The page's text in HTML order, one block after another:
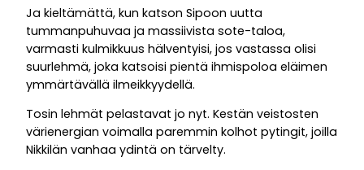
Ja kieltämättä, kun katson Sipoon uutta
tummanpuhuvaa ja massiivista sote-taloa,
varmasti kulmikkuus hälventyisi, jos vastassa olisi
suurlehmä, joka katsoisi pientä ihmispoloa eläimen
ymmärtävällä ilmeikkyydellä.
Tosin lehmät pelastavat jo nyt. Kestän veistosten
värienergian voimalla paremmin kolhot pytingit, joilla
Nikkilän vanhaa ydintä on tärvelty.